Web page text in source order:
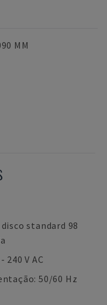
MM
standard 98
240 V AC
50/60 Hz